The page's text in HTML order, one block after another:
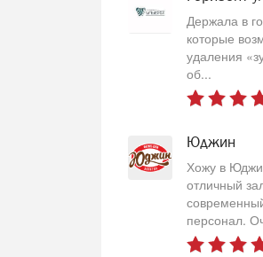
Держала в
которые
удаления
об...
Юджин
Хожу в
отличный
персонал.